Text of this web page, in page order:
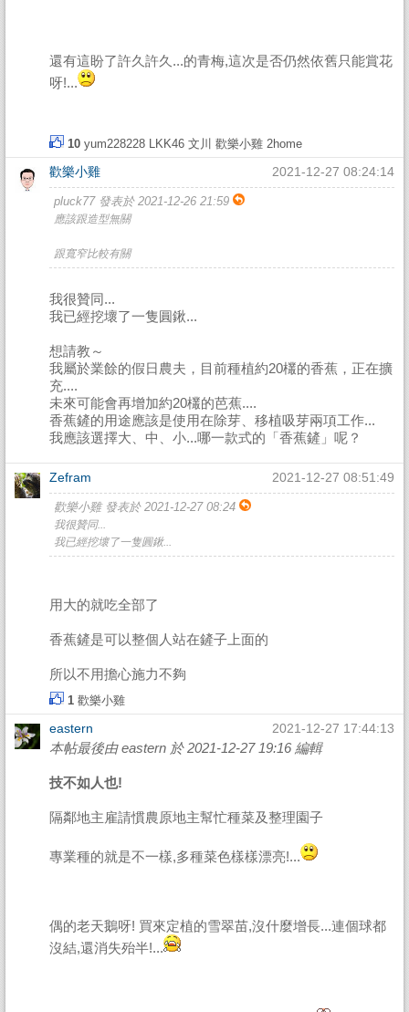
還有這盼了許久許久...的青梅,這次是否仍然依舊只能賞花
呀!...
10 yum228228 LKK46 文川 歡樂小雞 2home
歡樂小雞 2021-12-27 08:24:14
pluck77 發表於 2021-12-26 21:59
應該跟造型無關
跟寬窄比較有關
我很贊同...
我已經挖壞了一隻圓鍬...
想請教～
我屬於業餘的假日農夫，目前種植約20欉的香蕉，正在擴
充....
未來可能會再增加約20欉的芭蕉....
香蕉鏟的用途應該是使用在除芽、移植吸芽兩項工作...
我應該選擇大、中、小...哪一款式的「香蕉鏟」呢？
Zefram 2021-12-27 08:51:49
歡樂小雞 發表於 2021-12-27 08:24
我很贊同...
我已經挖壞了一隻圓鍬...
用大的就吃全部了
香蕉鏟是可以整個人站在鏟子上面的
所以不用擔心施力不夠
1 歡樂小雞
eastern 2021-12-27 17:44:13
本帖最後由 eastern 於 2021-12-27 19:16 編輯
技不如人也!
隔鄰地主雇請慣農原地主幫忙種菜及整理園子
專業種的就是不一樣,多種菜色樣樣漂亮!...
偶的老天鵝呀! 買來定植的雪翠苗,沒什麼增長...連個球都
沒結,還消失殆半!...